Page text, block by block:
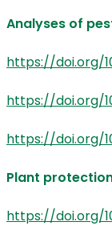
Analyses of
https://doi.org/
https://doi.org/
https://doi.org/
Plant
https://doi.org/